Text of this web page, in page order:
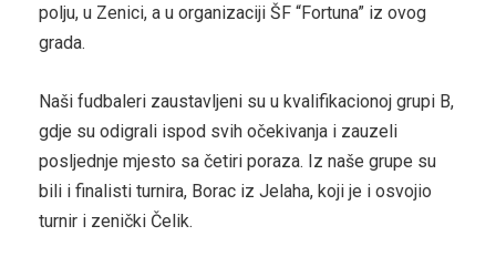
polju, u Zenici, a u organizaciji ŠF “Fortuna” iz ovog
grada.
Naši fudbaleri zaustavljeni su u kvalifikacionoj grupi B,
gdje su odigrali ispod svih očekivanja i zauzeli
posljednje mjesto sa četiri poraza. Iz naše grupe su
bili i finalisti turnira, Borac iz Jelaha, koji je i osvojio
turnir i zenički Čelik.